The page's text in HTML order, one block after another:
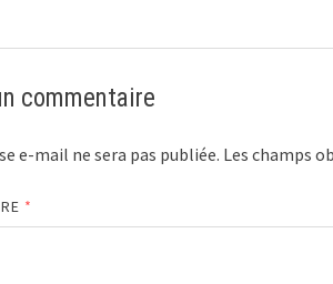
commentaire
e-mail ne sera pas publiée. Les champs
*